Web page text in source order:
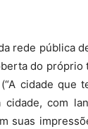
rede pública
do
cidade que
com
suas